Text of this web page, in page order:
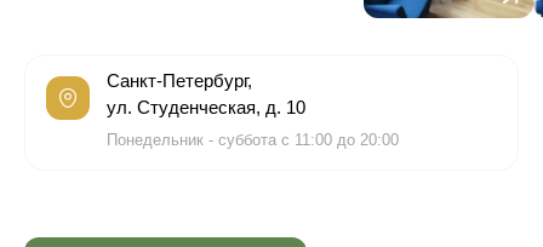
Санкт-Петербург,
ул. Студенческая, д. 10
Понедельник - суббота с 11:00 до 20:00